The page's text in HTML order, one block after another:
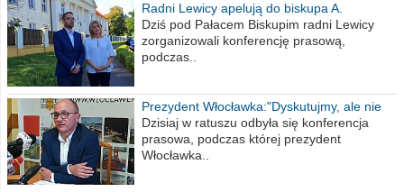
Radni Lewicy apelują do biskupa A.
Wiesława Meringa
Dziś pod Pałacem Biskupim radni Lewicy
zorganizowali konferencję prasową,
podczas..
Prezydent Włocławka:"Dyskutujmy, ale nie
obrażajmy się”
Dzisiaj w ratuszu odbyła się konferencja
prasowa, podczas której prezydent
Włocławka..